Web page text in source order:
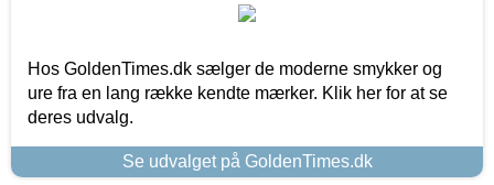
Hos GoldenTimes.dk sælger de moderne smykker og
ure fra en lang række kendte mærker. Klik her for at se
deres udvalg.
Se udvalget på GoldenTimes.dk